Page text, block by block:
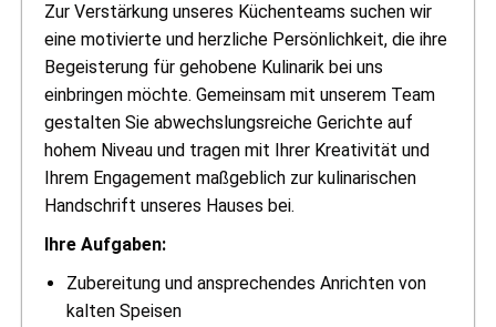
Zur Verstärkung unseres Küchenteams suchen wir
eine motivierte und herzliche Persönlichkeit, die ihre
Begeisterung für gehobene Kulinarik bei uns
einbringen möchte. Gemeinsam mit unserem Team
gestalten Sie abwechslungsreiche Gerichte auf
hohem Niveau und tragen mit Ihrer Kreativität und
Ihrem Engagement maßgeblich zur kulinarischen
Handschrift unseres Hauses bei.
Ihre Aufgaben:
Zubereitung und ansprechendes Anrichten von
kalten Speisen